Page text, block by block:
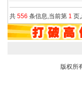
共 556 条信息,当前第 1 页
版权所